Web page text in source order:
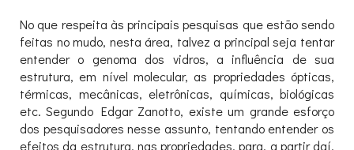
No que respeita às principais pesquisas que estão sendo
feitas no mudo, nesta área, talvez a principal seja tentar
entender o genoma dos vidros, a influência de sua
estrutura, em nível molecular, as propriedades ópticas,
térmicas, mecânicas, eletrônicas, químicas, biológicas
etc. Segundo Edgar Zanotto, existe um grande esforço
dos pesquisadores nesse assunto, tentando entender os
efeitos da estrutura, nas propriedades, para, a partir daí,